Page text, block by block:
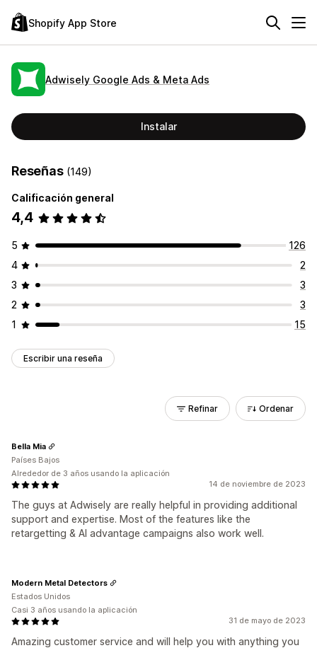
Shopify App Store
Adwisely Google Ads & Meta Ads
Instalar
Reseñas (149)
Calificación general
4,4
5
126
4
2
3
3
2
3
1
15
Escribir una reseña
Refinar Ordenar
14 de noviembre de 2023
The guys at Adwisely are really helpful in providing additional
support and expertise. Most of the features like the
retargetting & AI advantage campaigns also work well.
Bella Mia
Países Bajos
Alrededor de 3 años usando la aplicación
31 de mayo de 2023
Amazing customer service and will help you with anything you
Modern Metal Detectors
Estados Unidos
Casi 3 años usando la aplicación